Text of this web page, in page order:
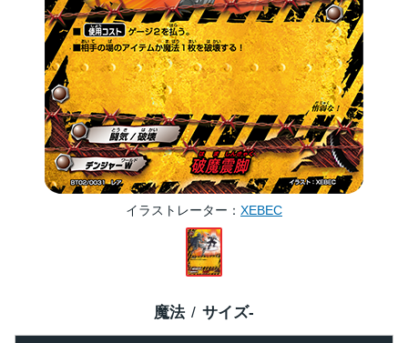
イラストレーター XEBEC
魔法 サイズ-